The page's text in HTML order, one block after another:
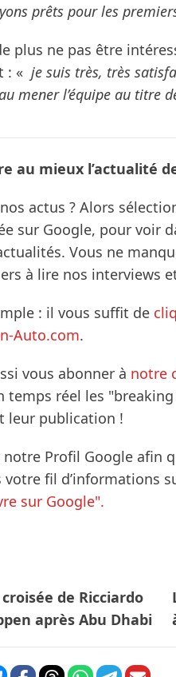
prêts pour les
plus ne pas être
: « je suis très, très
mener l’équipe au titre
au mieux l’actualité
actus ? Alors
sur Google, pour voir
Vous ne
à lire nos interviews
: il vous suffit de
Auto.com.
vous abonner à notre
temps réel les
leur publication !
Profil Google afin
fil d’informations
sur Google".
de Ricciardo
après Abu Dhabi